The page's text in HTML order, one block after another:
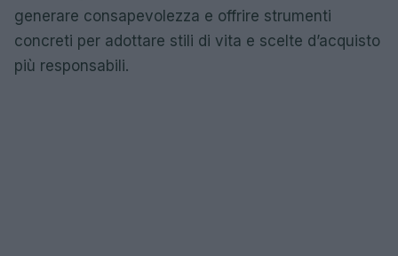
generare consapevolezza e offrire strumenti
concreti per adottare stili di vita e scelte d’acquisto
più responsabili.